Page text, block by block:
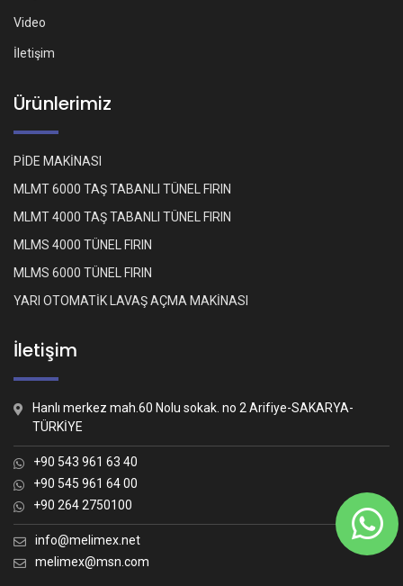
Video
İletişim
Ürünlerimiz
PİDE MAKİNASI
MLMT 6000 TAŞ TABANLI TÜNEL FIRIN
MLMT 4000 TAŞ TABANLI TÜNEL FIRIN
MLMS 4000 TÜNEL FIRIN
MLMS 6000 TÜNEL FIRIN
YARI OTOMATİK LAVAŞ AÇMA MAKİNASI
İletişim
Hanlı merkez mah.60 Nolu sokak. no 2 Arifiye-SAKARYA-
TÜRKİYE
+90 543 961 63 40
+90 545 961 64 00
+90 264 2750100
info@melimex.net
melimex@msn.com
Nasıl yardımcı olabiliriz?